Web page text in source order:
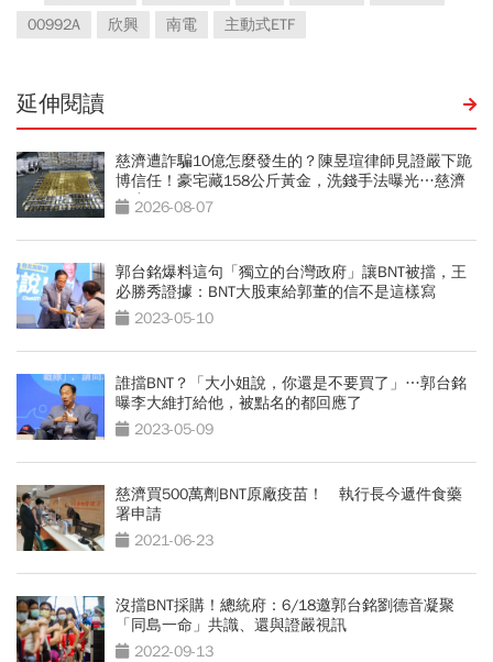
00992A
欣興 南電 主動式ETF
延伸閱讀
慈濟遭詐騙10億怎麼發生的？陳昱瑄律師見證嚴下跪
博信任！豪宅藏158公斤黃金，洗錢手法曝光…慈濟
回應了
2026-08-07
郭台銘爆料這句「獨立的台灣政府」讓BNT被擋，王
必勝秀證據：BNT大股東給郭董的信不是這樣寫
2023-05-10
誰擋BNT？「大小姐說，你還是不要買了」…郭台銘
曝李大維打給他，被點名的都回應了
2023-05-09
慈濟買500萬劑BNT原廠疫苗！ 執行長今遞件食藥
署申請
2021-06-23
沒擋BNT採購！總統府：6/18邀郭台銘劉德音凝聚
「同島一命」共識、還與證嚴視訊
2022-09-13